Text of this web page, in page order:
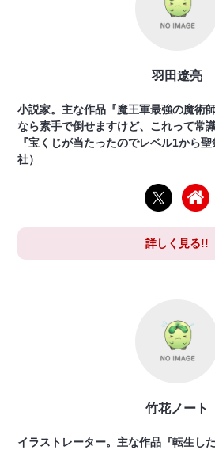
羽田遼亮
小説家。主な作品『魔王軍最強の魔術
なら素手で倒せますけど、これって常
『宝くじが当たったのでレベル1から
社）
詳しく見る!!
竹花ノート
イラストレーター。主な作品『転生し